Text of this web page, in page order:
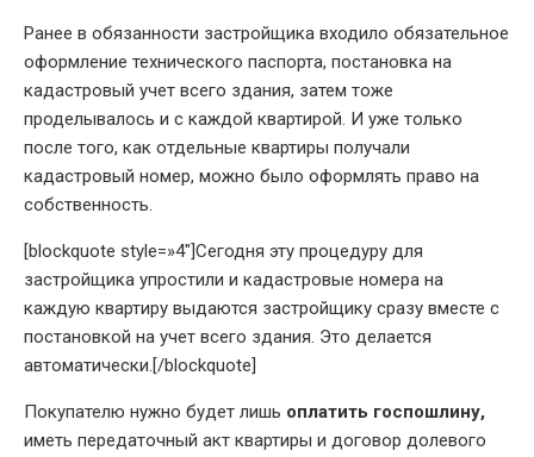
Ранее в обязанности застройщика входило обязательное
оформление технического паспорта, постановка на
кадастровый учет всего здания, затем тоже
проделывалось и с каждой квартирой. И уже только
после того, как отдельные квартиры получали
кадастровый номер, можно было оформлять право на
собственность.
[blockquote style=»4″]Сегодня эту процедуру для
застройщика упростили и кадастровые номера на
каждую квартиру выдаются застройщику сразу вместе с
постановкой на учет всего здания. Это делается
автоматически.[/blockquote]
Покупателю нужно будет лишь оплатить госпошлину,
иметь передаточный акт квартиры и договор долевого